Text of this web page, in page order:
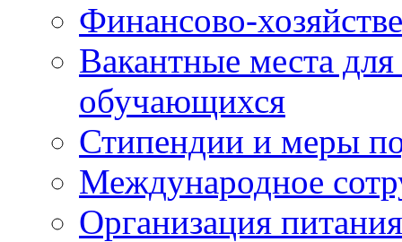
Финансово-
Вакантные места
обучающихся
Стипендии и меры
Международное
Организация